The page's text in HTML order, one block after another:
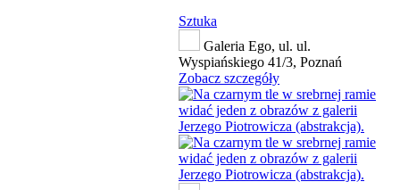
Sztuka
Galeria Ego, ul. ul.
Wyspiańskiego 41/3, Poznań
Zobacz szczegóły